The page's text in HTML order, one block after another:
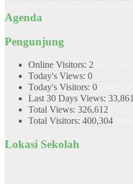
Agenda
Pengunjung
Online Visitors: 2
Today's Views: 0
Today's Visitors: 0
Last 30 Days Views: 33,861
Total Views: 326,612
Total Visitors: 400,304
Lokasi Sekolah